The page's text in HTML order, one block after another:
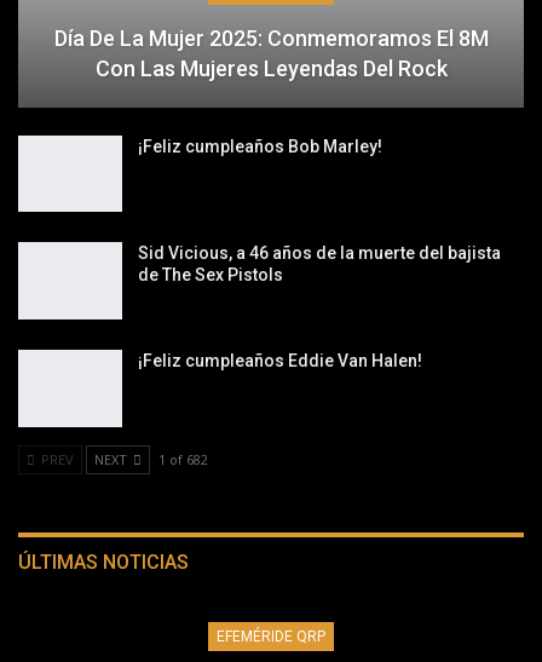
Día De La Mujer 2025: Conmemoramos El 8M
Con Las Mujeres Leyendas Del Rock
¡Feliz cumpleaños Bob Marley!
Sid Vicious, a 46 años de la muerte del bajista
de The Sex Pistols
¡Feliz cumpleaños Eddie Van Halen!
PREV NEXT 1 of 682
ÚLTIMAS NOTICIAS
EFEMÉRIDE QRP